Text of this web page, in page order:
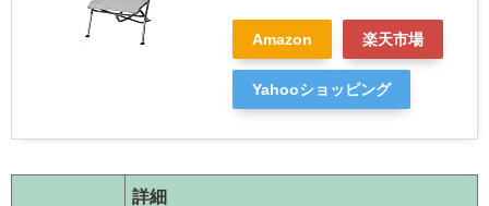
Amazon 楽天市場
Yahooショッピング
詳細